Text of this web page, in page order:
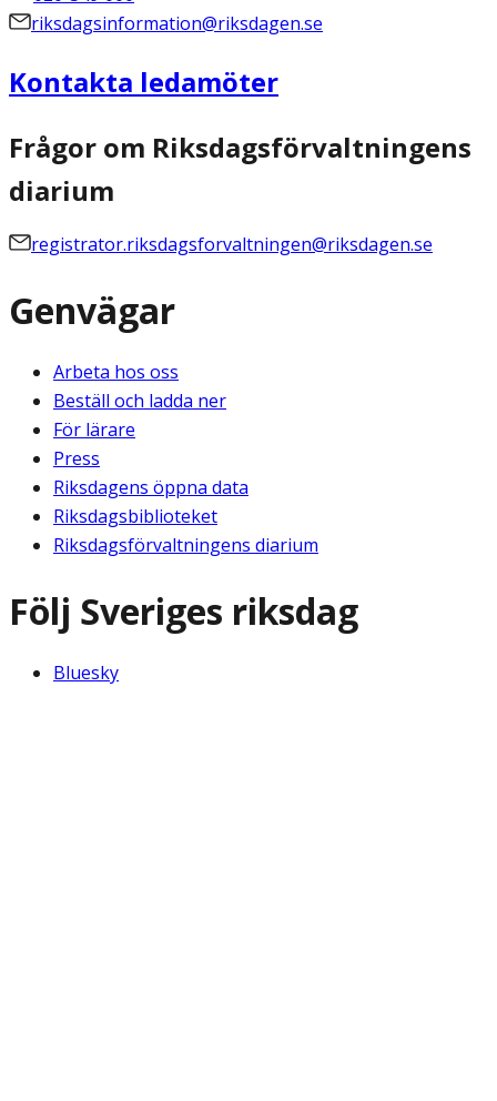
riksdagsinformation@riksdagen.se
Kontakta ledamöter
Frågor om Riksdagsförvaltningens
diarium
registrator.riksdagsforvaltningen@riksdagen.se
Genvägar
Arbeta hos oss
Beställ och ladda ner
För lärare
Press
Riksdagens öppna data
Riksdagsbiblioteket
Riksdagsförvaltningens diarium
Följ Sveriges riksdag
Bluesky